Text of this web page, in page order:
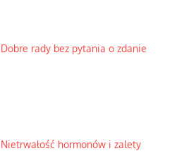
Dobre rady bez pytania o zdanie
Nietrwałość hormonów i zalety